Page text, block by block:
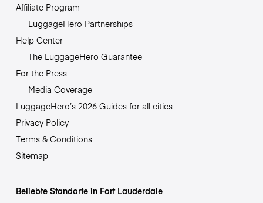
Affiliate Program
LuggageHero Partnerships
Help Center
The LuggageHero Guarantee
For the Press
Media Coverage
LuggageHero’s 2026 Guides for all cities
Privacy Policy
Terms & Conditions
Sitemap
Beliebte Standorte in Fort Lauderdale